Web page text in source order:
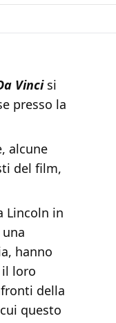
Vincisi
presso la
alcune
del film,
Lincoln in
hanno
loro
della
questo